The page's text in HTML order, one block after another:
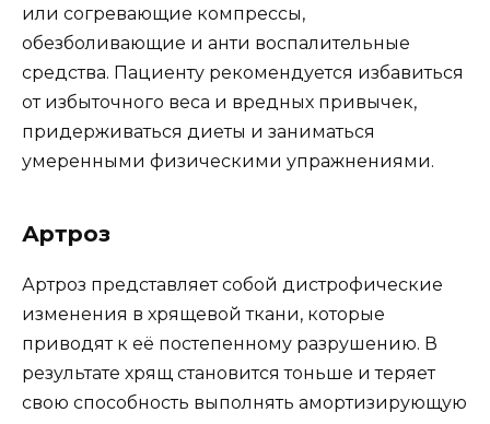
или согревающие компрессы,
обезболивающие и анти воспалительные
средства. Пациенту рекомендуется избавиться
от избыточного веса и вредных привычек,
придерживаться диеты и заниматься
умеренными физическими упражнениями.
Артроз
Артроз представляет собой дистрофические
изменения в хрящевой ткани, которые
приводят к её постепенному разрушению. В
результате хрящ становится тоньше и теряет
свою способность выполнять амортизирующую